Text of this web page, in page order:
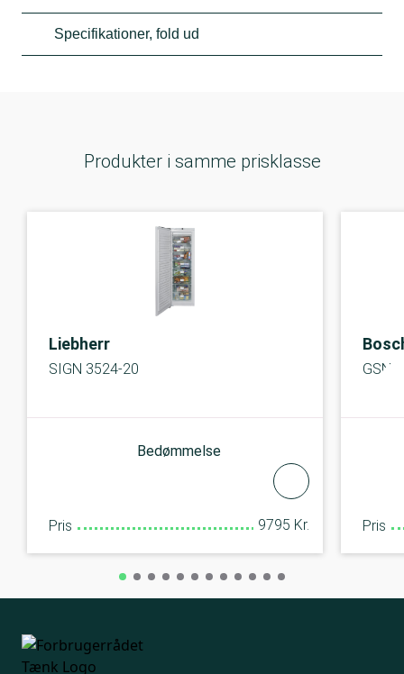
Specifikationer, fold ud
Produkter i samme prisklasse
Liebherr
SIGN 3524-20
Bedømmelse
Pris 9795 Kr. Pris